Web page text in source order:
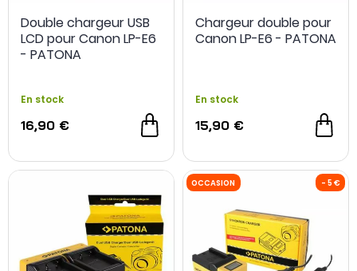
Double chargeur USB
LCD pour Canon LP-E6
- PATONA
En stock
16,90 €
Chargeur double pour
Canon LP-E6 - PATONA
En stock
15,90 €